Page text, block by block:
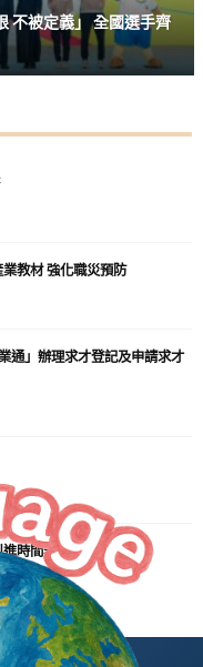
不被定義」 全國選手齊
教材 強化職災預防
通」辦理求才登記及申請求才
時間表、不會貿然開放